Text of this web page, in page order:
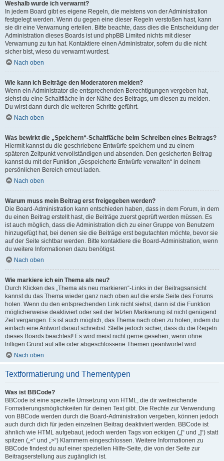
Weshalb wurde ich verwarnt?
In jedem Board gibt es eigene Regeln, die meistens von der Administration
festgelegt werden. Wenn du gegen eine dieser Regeln verstoßen hast, kann
sie dir eine Verwarnung erteilen. Bitte beachte, dass dies die Entscheidung der
Administration dieses Boards ist und phpBB Limited nichts mit dieser
Verwarnung zu tun hat. Kontaktiere einen Administrator, sofern du die nicht
sicher bist, wieso du verwarnt wurdest.
Nach oben
Wie kann ich Beiträge den Moderatoren melden?
Wenn ein Administrator die entsprechenden Berechtigungen vergeben hat,
siehst du eine Schaltfläche in der Nähe des Beitrags, um diesen zu melden.
Du wirst dann durch die weiteren Schritte geführt.
Nach oben
Was bewirkt die „Speichern“-Schaltfläche beim Schreiben eines Beitrags?
Hiermit kannst du die geschriebene Entwürfe speichern und zu einem
späteren Zeitpunkt vervollständigen und absenden. Den gesicherten Beitrag
kannst du mit der Funktion „Gespeicherte Entwürfe verwalten“ in deinem
persönlichen Bereich erneut laden.
Nach oben
Warum muss mein Beitrag erst freigegeben werden?
Die Board-Administration kann entschieden haben, dass in dem Forum, in dem
du einen Beitrag erstellt hast, die Beiträge zuerst geprüft werden müssen. Es
ist auch möglich, dass die Administration dich zu einer Gruppe von Benutzern
hinzugefügt hat, bei denen sie die Beiträge erst begutachten möchte, bevor sie
auf der Seite sichtbar werden. Bitte kontaktiere die Board-Administration, wenn
du weitere Informationen dazu benötigst.
Nach oben
Wie markiere ich ein Thema als neu?
Durch Klicken des „Thema als neu markieren“-Links in der Beitragsansicht
kannst du das Thema wieder ganz nach oben auf die erste Seite des Forums
holen. Wenn du den entsprechenden Link nicht siehst, dann ist die Funktion
möglicherweise deaktiviert oder seit der letzten Markierung ist nicht genügend
Zeit vergangen. Es ist auch möglich, das Thema nach oben zu holen, indem du
einfach eine Antwort darauf schreibst. Stelle jedoch sicher, dass du die Regeln
dieses Boards beachtest! Es wird meist nicht gerne gesehen, wenn ohne
triftigen Grund auf alte oder abgeschlossene Themen geantwortet wird.
Nach oben
Textformatierung und Thementypen
Was ist BBCode?
BBCode ist eine spezielle Umsetzung von HTML, die dir weitreichende
Formatierungsmöglichkeiten für deinen Text gibt. Die Rechte zur Verwendung
von BBCode werden durch die Board-Administration vergeben, können jedoch
auch durch dich für jeden einzelnen Beitrag deaktiviert werden. BBCode ist
ähnlich wie HTML aufgebaut, jedoch werden Tags von eckigen („[“ und „]“) statt
spitzen („<“ und „>“) Klammern eingeschlossen. Weitere Informationen zu
BBCode findest du auf einer speziellen Hilfe-Seite, die von der Seite zur
Beitragserstellung aus zugänglich ist.